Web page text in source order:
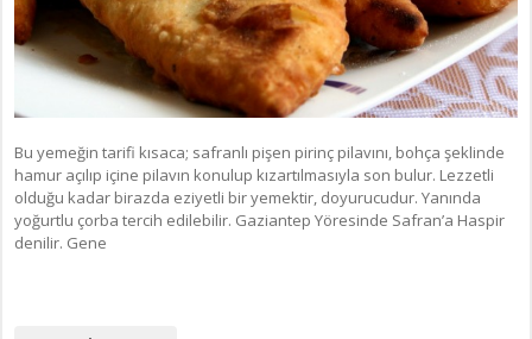
Bu yemeğin tarifi kısaca; safranlı pişen pirinç pilavını, bohça şeklinde
hamur açılıp içine pilavın konulup kızartılmasıyla son bulur. Lezzetli
olduğu kadar birazda eziyetli bir yemektir, doyurucudur. Yanında
yoğurtlu çorba tercih edilebilir. Gaziantep Yöresinde Safran’a Haspir
denilir. Gene